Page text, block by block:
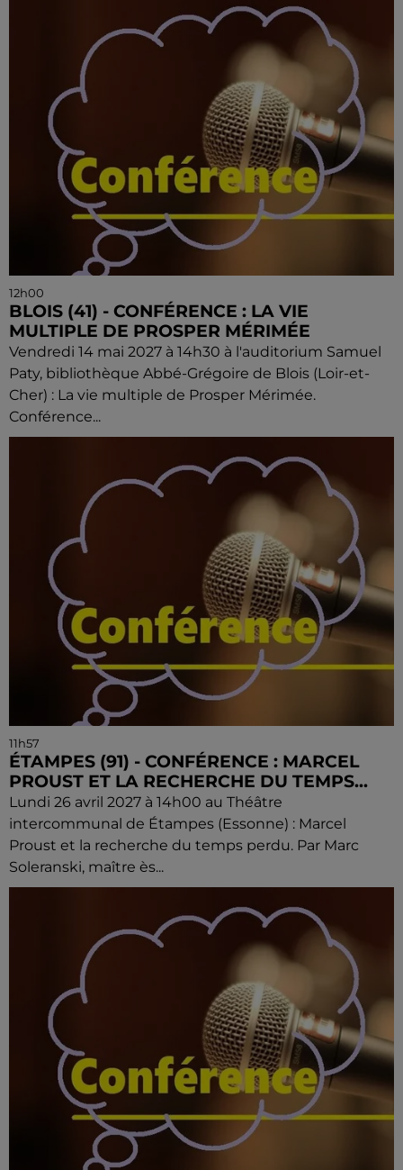
12h00
BLOIS (41) - CONFÉRENCE : LA VIE
MULTIPLE DE PROSPER MÉRIMÉE
Vendredi 14 mai 2027 à 14h30 à l'auditorium Samuel
Paty, bibliothèque Abbé-Grégoire de Blois (Loir-et-
Cher) : La vie multiple de Prosper Mérimée.
Conférence...
11h57
ÉTAMPES (91) - CONFÉRENCE : MARCEL
PROUST ET LA RECHERCHE DU TEMPS...
Lundi 26 avril 2027 à 14h00 au Théâtre
intercommunal de Étampes (Essonne) : Marcel
Proust et la recherche du temps perdu. Par Marc
Soleranski, maître ès...